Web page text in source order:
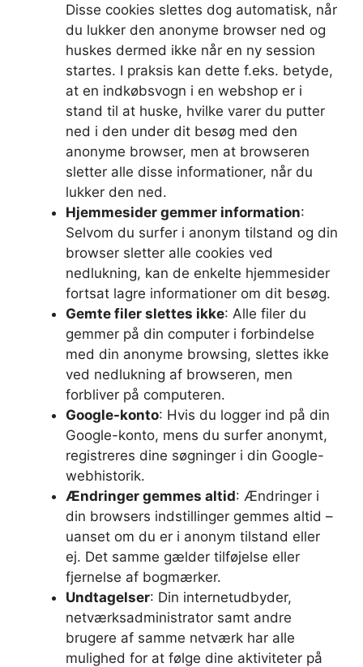
Disse cookies slettes dog automatisk, når
du lukker den anonyme browser ned og
huskes dermed ikke når en ny session
startes. I praksis kan dette f.eks. betyde,
at en indkøbsvogn i en webshop er i
stand til at huske, hvilke varer du putter
ned i den under dit besøg med den
anonyme browser, men at browseren
sletter alle disse informationer, når du
lukker den ned.
Hjemmesider gemmer information:
Selvom du surfer i anonym tilstand og din
browser sletter alle cookies ved
nedlukning, kan de enkelte hjemmesider
fortsat lagre informationer om dit besøg.
Gemte filer slettes ikke: Alle filer du
gemmer på din computer i forbindelse
med din anonyme browsing, slettes ikke
ved nedlukning af browseren, men
forbliver på computeren.
Google-konto: Hvis du logger ind på din
Google-konto, mens du surfer anonymt,
registreres dine søgninger i din Google-
webhistorik.
Ændringer gemmes altid: Ændringer i
din browsers indstillinger gemmes altid –
uanset om du er i anonym tilstand eller
ej. Det samme gælder tilføjelse eller
fjernelse af bogmærker.
Undtagelser: Din internetudbyder,
netværksadministrator samt andre
brugere af samme netværk har alle
mulighed for at følge dine aktiviteter på